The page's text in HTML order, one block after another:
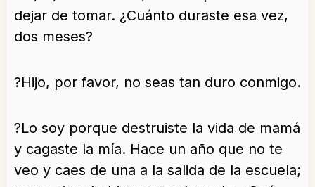
dejar de tomar. ¿Cuánto duraste esa vez,
dos meses?
?Hijo, por favor, no seas tan duro conmigo.
?Lo soy porque destruiste la vida de mamá
y cagaste la mía. Hace un año que no te
veo y caes de una a la salida de la escuela;